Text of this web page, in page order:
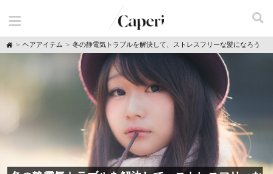
H
o
ヘアアイテム 冬の静電気トラブルを解決して、ストレスフリーな髪になろう